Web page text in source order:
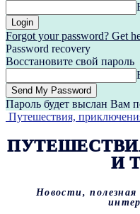
Forgot your password? Get
Password recovery
Восстановите свой пароль
Пароль будет выслан Вам
Путешествия,
И
Новости,